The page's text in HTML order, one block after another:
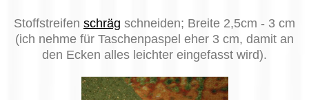
Stoffstreifen schräg schneiden; Breite 2,5cm - 3 cm
(ich nehme für Taschenpaspel eher 3 cm, damit an
den Ecken alles leichter eingefasst wird).